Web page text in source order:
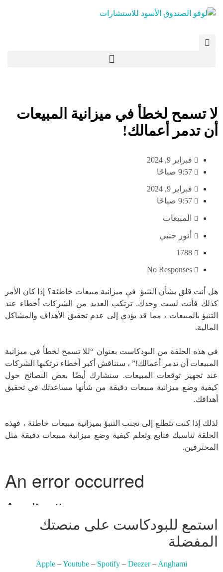
لا تسمح لخطأ في ميزانية المبيعات
أن تدمر أعمالك!
فبراير 9, 2024
9:57 صباحًا
فبراير 9, 2024
9:57 صباحًا
المبيعات
أنور جنبي
1788
No Responses
هل أنت قلق بشأن التنبؤ في ميزانية مبيعات خاطئة؟ إذا كان الأمر
كذلك فأنت لست وحدك. ترتكب العديد من الشركات أخطاء عند
التنبؤ بالمبيعات ، مما قد يؤدي إلى عدم تحقيق الأهداف والمشاكل
المالية.
في هذه الحلقة من البودكاست بعنوان “للا تسمح لخطأ في ميزانية
المبيعات أن تدمر أعمالك!” ، سنناقش أكبر أخطاء ترتكبها الشركات
عند تجهيز توقعات المبيعات. سنشارك أيضًا بعض النصائح حول
كيفية وضع ميزانية مبيعات دقيقة من شأنها مساعدتك في تحقيق
أهدافك.
لذلك إذا كنت تتطلع إلى تجنب التنبؤ بميزانية مبيعات خاطئة ، فهذه
الحلقة تناسبك فتابع وتعلم كيفية وضع ميزانية مبيعات دقيقة مثل
المحترفين.
استمع للبودكاست على منصتك
المفضلة
Apple –Youtube – Spotify – Deezer– Anghami